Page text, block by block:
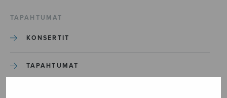
TAPAHTUMAT
KONSERTIT
TAPAHTUMAT